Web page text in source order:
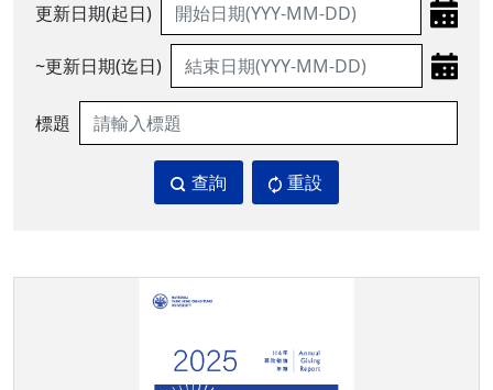
更新日期(起日)
~更新日期(迄日)
標題
查詢 重設